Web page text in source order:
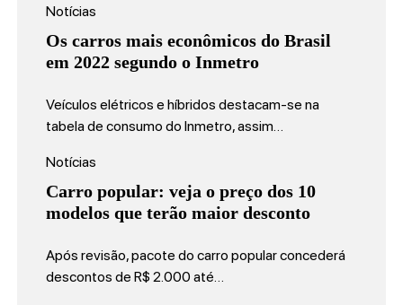
Notícias
Os carros mais econômicos do Brasil
em 2022 segundo o Inmetro
Veículos elétricos e híbridos destacam-se na
tabela de consumo do Inmetro, assim…
Notícias
Carro popular: veja o preço dos 10
modelos que terão maior desconto
Após revisão, pacote do carro popular concederá
descontos de R$ 2.000 até…